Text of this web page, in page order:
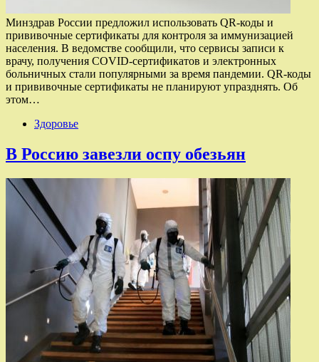
Минздрав России предложил использовать QR-коды и
прививочные сертификаты для контроля за иммунизацией
населения. В ведомстве сообщили, что сервисы записи к
врачу, получения COVID-сертификатов и электронных
больничных стали популярными за время пандемии. QR-коды
и прививочные сертификаты не планируют упразднять. Об
этом…
Здоровье
В Россию завезли оспу обезьян